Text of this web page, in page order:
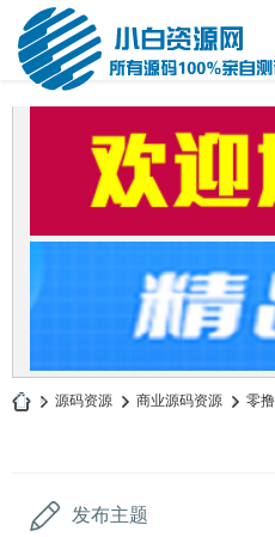
» 源码资源 › 商业源码资源 › 零
发布主题